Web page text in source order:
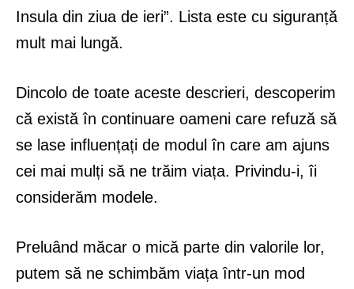
Insula din ziua de ieri”. Lista este cu siguranță
mult mai lungă.
Dincolo de toate aceste descrieri, descoperim
că există în continuare oameni care refuză să
se lase influențați de modul în care am ajuns
cei mai mulți să ne trăim viața. Privindu-i, îi
considerăm modele.
Preluând măcar o mică parte din valorile lor,
putem să ne schimbăm viața într-un mod